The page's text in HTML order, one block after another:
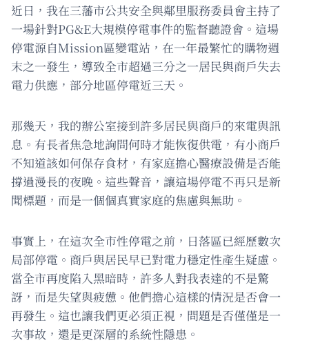
近日，我在三藩市公共安全與鄰里服務委員會主持了
一場針對PG&E大規模停電事件的監督聽證會。這場
停電源自Mission區變電站，在一年最繁忙的購物週
末之一發生，導致全市超過三分之一居民與商戶失去
電力供應，部分地區停電近三天。
那幾天，我的辦公室接到許多居民與商戶的來電與訊
息。有長者焦急地詢問何時才能恢復供電，有小商戶
不知道該如何保存食材，有家庭擔心醫療設備是否能
撐過漫長的夜晚。這些聲音，讓這場停電不再只是新
聞標題，而是一個個真實家庭的焦慮與無助。
事實上，在這次全市性停電之前，日落區已經歷數次
局部停電。商戶與居民早已對電力穩定性產生疑慮。
當全市再度陷入黑暗時，許多人對我表達的不是驚
訝，而是失望與疲憊。他們擔心這樣的情況是否會一
再發生。這也讓我們更必須正視，問題是否僅僅是一
次事故，還是更深層的系統性隱患。